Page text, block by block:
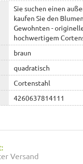
Sie suchen einen
kaufen Sie den
Gewohnten -
hochwertigem
braun
quadratisch
Cortenstahl
4260637814111
Versand